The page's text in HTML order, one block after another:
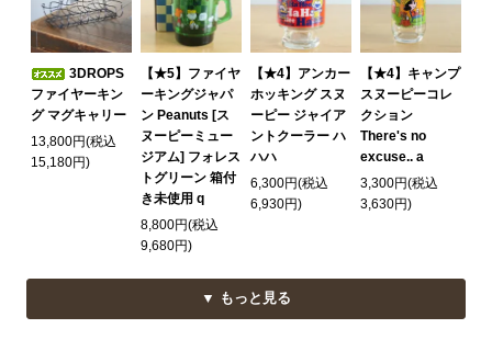
3DROPS
ファイヤーキン
グ マグキャリー
13,800円(税込
15,180円)
【★5】ファイヤ
ーキングジャパ
ン Peanuts [ス
ヌーピーミュー
ジアム] フォレス
トグリーン 箱付
き未使用 q
8,800円(税込
9,680円)
【★4】アンカー
ホッキング スヌ
ーピー ジャイア
ントクーラー ハ
ハハ
6,300円(税込
6,930円)
【★4】キャンプ
スヌーピーコレ
クション
There's no
excuse.. a
3,300円(税込
3,630円)
▼ もっと見る